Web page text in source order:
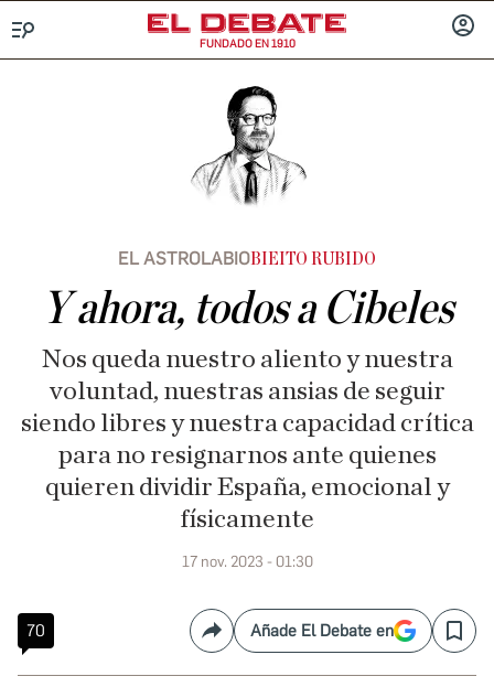
FUNDADO EN 1910
EL ASTROLABIO BIEITO RUBIDO
Y ahora, todos a Cibeles
Nos queda nuestro aliento y nuestra
voluntad, nuestras ansias de seguir
siendo libres y nuestra capacidad crítica
para no resignarnos ante quienes
quieren dividir España, emocional y
físicamente
17 nov. 2023 - 01:30
70 CompartirAñade El Debate en Save